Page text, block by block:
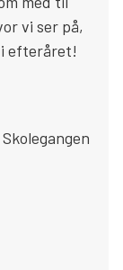
vi ser på,
efteråret!
Skolegangen